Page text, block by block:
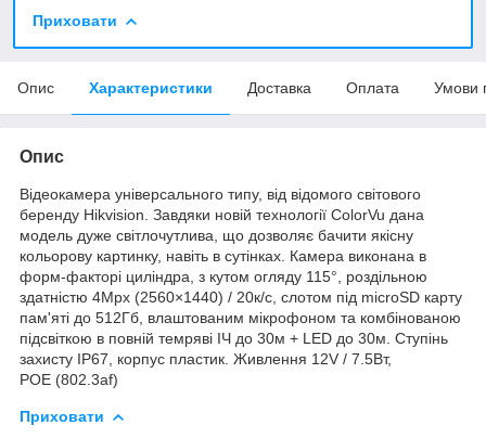
Приховати
Опис Характеристики Доставка Оплата Умови
Опис
Відеокамера універсального типу, від відомого світового
беренду Hikvision. Завдяки новій технології ColorVu дана
модель дуже світлочутлива, що дозволяє бачити якісну
кольорову картинку, навіть в сутінках. Камера виконана в
форм-факторі циліндра, з кутом огляду 115°, роздільною
здатністю 4Mpx (2560×1440) / 20к/с, слотом під microSD карту
пам'яті до 512Гб, влаштованим мікрофоном та комбінованою
підсвіткою в повній темряві ІЧ до 30м + LED до 30м. Ступінь
захисту ІР67, корпус пластик. Живлення 12V / 7.5Вт,
РОЕ (802.3af)
Приховати